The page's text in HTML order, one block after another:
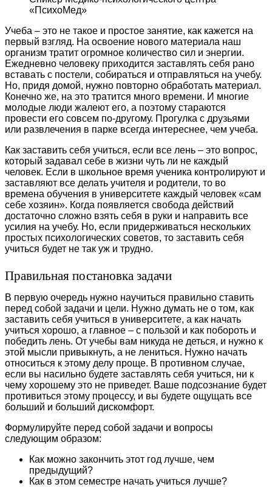
«ПсихоМед»
Учеба – это не такое и простое занятие, как кажется на
первый взгляд. На освоение нового материала наш
организм тратит огромное количество сил и энергии.
Ежедневно человеку приходится заставлять себя рано
вставать с постели, собираться и отправляться на учебу.
Но, придя домой, нужно повторно обработать материал.
Конечно же, на это тратится много времени. И многие
молодые люди жалеют его, а поэтому стараются
провести его совсем по-другому. Прогулка с друзьями
или развлечения в парке всегда интереснее, чем учеба.
Как заставить себя учиться, если все лень – это вопрос,
который задавал себе в жизни чуть ли не каждый
человек. Если в школьное время ученика контролируют и
заставляют все делать учителя и родители, то во
времена обучения в университете каждый человек «сам
себе хозяин». Когда появляется свобода действий
достаточно сложно взять себя в руки и направить все
усилия на учебу. Но, если придерживаться нескольких
простых психологических советов, то заставить себя
учиться будет не так уж и трудно.
Правильная постановка задачи
В первую очередь нужно научиться правильно ставить
перед собой задачи и цели. Нужно думать не о том, как
заставить себя учиться в университете, а как начать
учиться хорошо, а главное – с пользой и как побороть и
победить лень. От учебы вам никуда не деться, и нужно к
этой мысли привыкнуть, а не лениться. Нужно начать
относиться к этому делу проще. В противном случае,
если вы насильно будете заставлять себя учиться, ни к
чему хорошему это не приведет. Ваше подсознание будет
противиться этому процессу, и вы будете ощущать все
больший и больший дискомфорт.
Формулируйте перед собой задачи и вопросы
следующим образом:
Как можно закончить этот год лучше, чем
предыдущий?
Как в этом семестре начать учиться лучше?